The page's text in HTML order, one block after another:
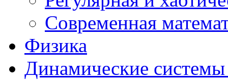
Современная
Физика
Динамические системы